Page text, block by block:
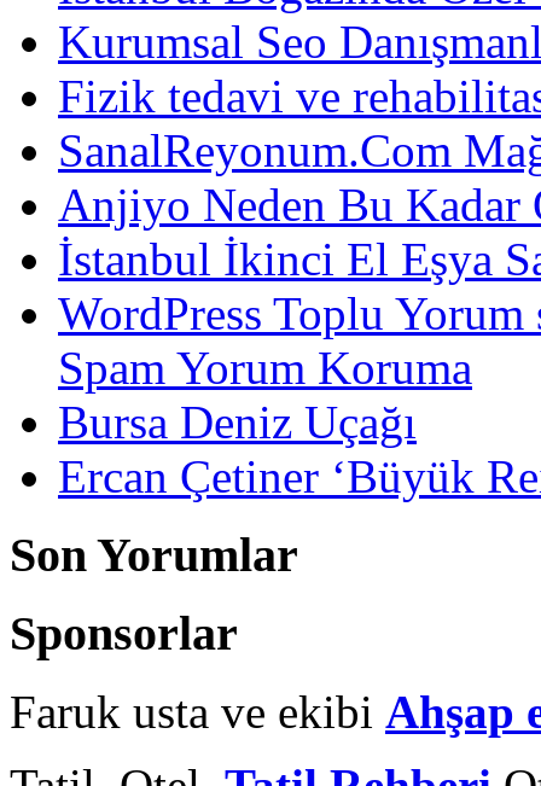
Kurumsal Seo
Fizik tedavi ve
SanalReyonum.Com
Anjiyo Neden Bu Kadar
İstanbul İkinci El Eşya
WordPress Toplu
Spam Yorum Koruma
Bursa Deniz Uçağı
Ercan Çetiner ‘Büyük
Son Yorumlar
Sponsorlar
Faruk usta ve ekibi Ahşap